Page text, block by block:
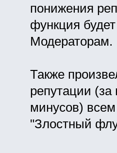
понижения
функция
Модераторам.
Также
репутации
минусов)
"Злостный